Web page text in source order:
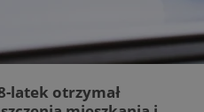
latek otrzymał